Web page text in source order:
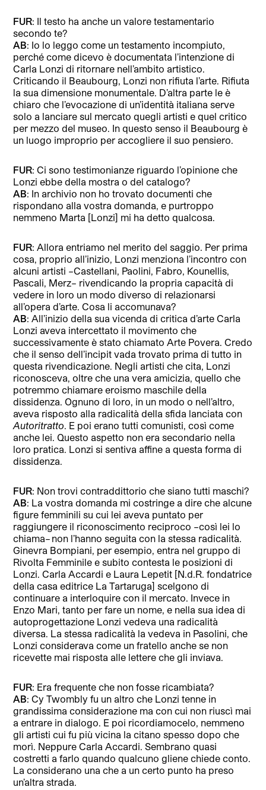
FUR: Il testo ha anche un valore testamentario
secondo te?
AB: Io lo leggo come un testamento incompiuto,
perché come dicevo è documentata l’intenzione di
Carla Lonzi di ritornare nell’ambito artistico.
Criticando il Beaubourg, Lonzi non rifiuta l’arte. Rifiuta
la sua dimensione monumentale. D’altra parte le è
chiaro che l’evocazione di un’identità italiana serve
solo a lanciare sul mercato quegli artisti e quel critico
per mezzo del museo. In questo senso il Beaubourg è
un luogo improprio per accogliere il suo pensiero.
FUR: Ci sono testimonianze riguardo l’opinione che
Lonzi ebbe della mostra o del catalogo?
AB: In archivio non ho trovato documenti che
rispondano alla vostra domanda, e purtroppo
nemmeno Marta [Lonzi] mi ha detto qualcosa.
FUR: Allora entriamo nel merito del saggio. Per prima
cosa, proprio all’inizio, Lonzi menziona l’incontro con
alcuni artisti –Castellani, Paolini, Fabro, Kounellis,
Pascali, Merz– rivendicando la propria capacità di
vedere in loro un modo diverso di relazionarsi
all’opera d’arte. Cosa li accomunava?
AB: All’inizio della sua vicenda di critica d’arte Carla
Lonzi aveva intercettato il movimento che
successivamente è stato chiamato Arte Povera. Credo
che il senso dell’incipit vada trovato prima di tutto in
questa rivendicazione. Negli artisti che cita, Lonzi
riconosceva, oltre che una vera amicizia, quello che
potremmo chiamare eroismo maschile della
dissidenza. Ognuno di loro, in un modo o nell’altro,
aveva risposto alla radicalità della sfida lanciata con
Autoritratto. E poi erano tutti comunisti, così come
anche lei. Questo aspetto non era secondario nella
loro pratica. Lonzi si sentiva affine a questa forma di
dissidenza.
FUR: Non trovi contraddittorio che siano tutti maschi?
AB: La vostra domanda mi costringe a dire che alcune
figure femminili su cui lei aveva puntato per
raggiungere il riconoscimento reciproco –così lei lo
chiama– non l’hanno seguita con la stessa radicalità.
Ginevra Bompiani, per esempio, entra nel gruppo di
Rivolta Femminile e subito contesta le posizioni di
Lonzi. Carla Accardi e Laura Lepetit [N.d.R. fondatrice
della casa editrice La Tartaruga] scelgono di
continuare a interloquire con il mercato. Invece in
Enzo Mari, tanto per fare un nome, e nella sua idea di
autoprogettazione Lonzi vedeva una radicalità
diversa. La stessa radicalità la vedeva in Pasolini, che
Lonzi considerava come un fratello anche se non
ricevette mai risposta alle lettere che gli inviava.
FUR: Era frequente che non fosse ricambiata?
AB: Cy Twombly fu un altro che Lonzi tenne in
grandissima considerazione ma con cui non riuscì mai
a entrare in dialogo. E poi ricordiamocelo, nemmeno
gli artisti cui fu più vicina la citano spesso dopo che
morì. Neppure Carla Accardi. Sembrano quasi
costretti a farlo quando qualcuno gliene chiede conto.
La considerano una che a un certo punto ha preso
un’altra strada.